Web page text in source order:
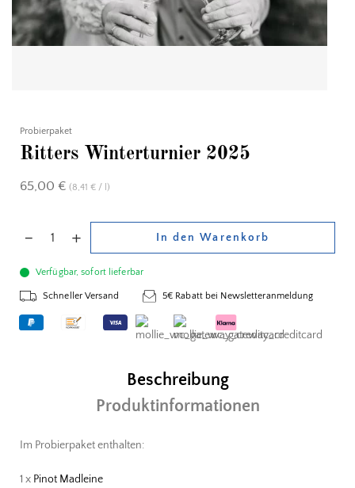
Probierpaket
Ritters Winterturnier 2025
65,00 € (8,41 € / )
In den Warenkorb
Verfügbar, sofort lieferbar
Schneller Versand 5€ Rabatt bei Newsletteranmeldung
Beschreibung
Produktinformationen
Im Probierpaket enthalten:
1 x Pinot Madleine